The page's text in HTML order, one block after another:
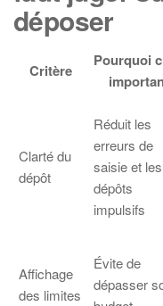
déposer
Critère
Pourquoi
Clarté du
dépôt
Réduit les
erreurs de
saisie et les
dépôts
impulsifs
Affichage
des limites
Évite de
dépasser